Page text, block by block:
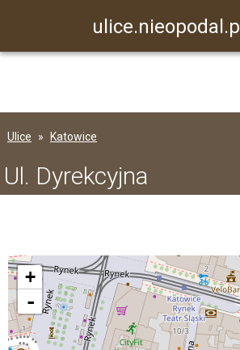
ulice.nieopodal.pl
Ulice Katowice
Ul. Dyrekcyjna
+
-